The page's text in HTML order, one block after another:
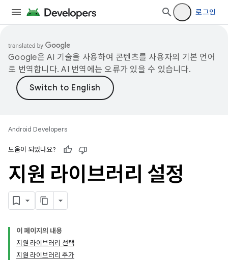
로그인
Google은 AI 기술을 사용하여 콘텐츠를 사용자의 기본 언어
로 번역합니다. AI 번역에는 오류가 있을 수 있습니다.
Android Developers
도움이 되었나요?
지원 라이브러리 설정
이 페이지의 내용
지원 라이브러리 선택
지원 라이브러리 추가